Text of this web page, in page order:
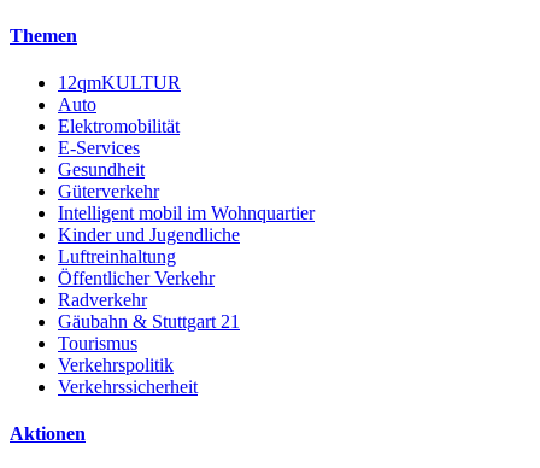
Themen
12qmKULTUR
Auto
Elektromobilität
E-Services
Gesundheit
Güterverkehr
Intelligent mobil im Wohnquartier
Kinder und Jugendliche
Luftreinhaltung
Öffentlicher Verkehr
Radverkehr
Gäubahn & Stuttgart 21
Tourismus
Verkehrspolitik
Verkehrssicherheit
Aktionen